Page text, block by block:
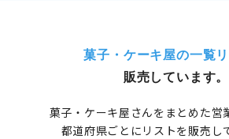
菓子・ケーキ屋の一覧
販売しています。
菓子・ケーキ屋さんをまとめた営
都道府県ごとにリストを販売し